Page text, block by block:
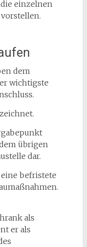
einzelnen
dem
wichtigste
übrigen
dar.
befristete
als
er als